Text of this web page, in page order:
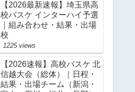
【2026最新速報】埼玉県高
校バスケ インターハイ予選
｜組み合わせ・結果・出場
校
1225 views
【2026速報】高校バスケ 北
信越大会（総体）｜日程・
結果・出場チーム（新潟・